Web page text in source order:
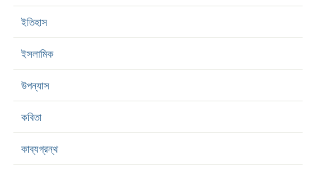
ইতিহাস
ইসলামিক
উপন্যাস
কবিতা
কাব্যগ্রন্থ